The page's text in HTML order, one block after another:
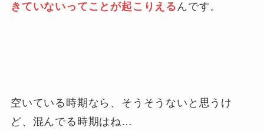
きていないってことが起こりえる んです。
空いている時期なら、そうそうないと思うけ
ど、混んでる時期はね…